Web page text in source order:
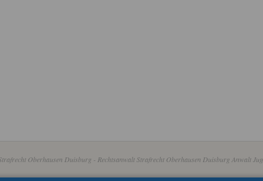
Oberhausen Duisburg - Rechtsanwalt Strafrecht Oberhausen Duisburg Anwalt